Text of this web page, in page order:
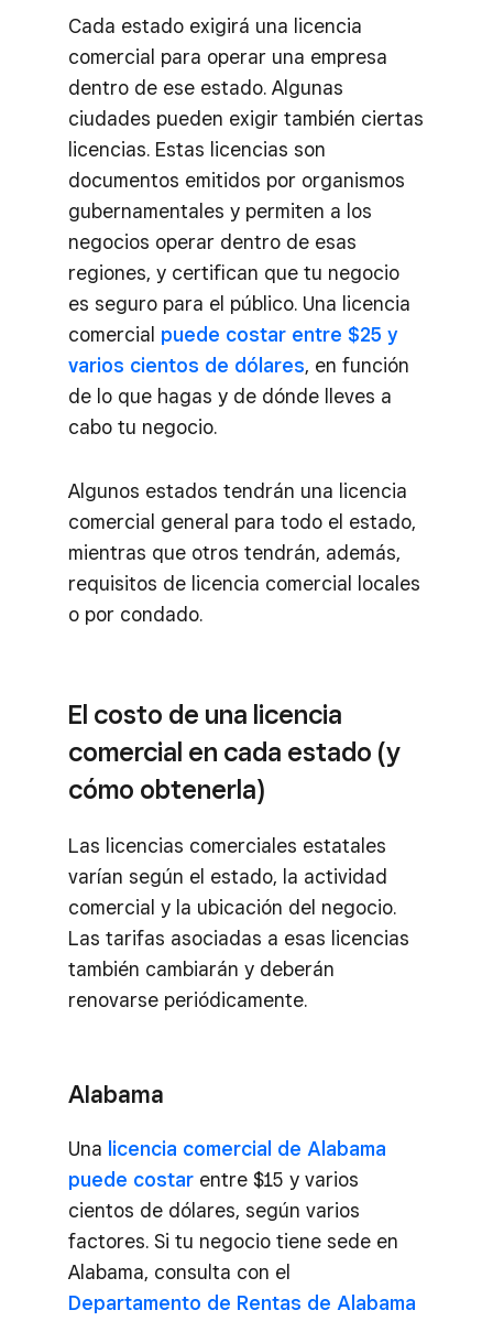
Cada estado exigirá una licencia
comercial para operar una empresa
dentro de ese estado. Algunas
ciudades pueden exigir también ciertas
licencias. Estas licencias son
documentos emitidos por organismos
gubernamentales y permiten a los
negocios operar dentro de esas
regiones, y certifican que tu negocio
es seguro para el público. Una licencia
comercial puede costar entre $25 y
varios cientos de dólares, en función
de lo que hagas y de dónde lleves a
cabo tu negocio.
Algunos estados tendrán una licencia
comercial general para todo el estado,
mientras que otros tendrán, además,
requisitos de licencia comercial locales
o por condado.
El costo de una licencia
comercial en cada estado (y
cómo obtenerla)
Las licencias comerciales estatales
varían según el estado, la actividad
comercial y la ubicación del negocio.
Las tarifas asociadas a esas licencias
también cambiarán y deberán
renovarse periódicamente.
Alabama
Una licencia comercial de Alabama
puede costar entre $15 y varios
cientos de dólares, según varios
factores. Si tu negocio tiene sede en
Alabama, consulta con el
Departamento de Rentas de Alabama